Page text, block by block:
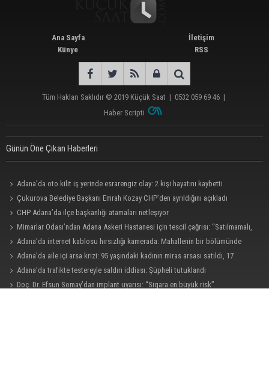
Ana Sayfa
Künye
İletişim
RSS
Tüm Hakları Saklıdır © 2019 Küçük Saat | 0532 059 69 46 |
Haber Scripti
Günün Öne Çıkan Haberleri
Adana’da oto kilit iş yerinde esrarengiz olay: 2 kişi hayatını kaybetti
Çukurova Belediye Başkanı Emrah Kozay CHP’den ayrıldığını açıkladı
CHP Adana’da ilçe başkanlığı atamaları netleşiyor
Mimarlar Odası’ndan Adana Askeri Hastanesi için tescil çağrısı: “Satılmamalı,
amaç dışı kullanılmamalı”
Adana’da internet kablosu hırsızlığı kamerada: Mahallenin bir bölümünde
internet erişimi kesildi
Adana’da aile içi arsa krizi: 95 yaşındaki kadının miras arsası satıldı, 17
milyonun 13 milyonu harcandı
Adana’da trafikte testereyle saldırı iddiası: Şüpheli tutuklandı
Doç. Dr. Efsun Somay’dan implant uyarısı: “Sigara en büyük risk”